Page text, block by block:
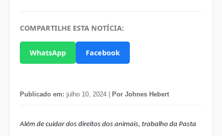
COMPARTILHE ESTA NOTÍCIA:
WhatsApp Facebook
Publicado em: julho 10, 2024 | Por Johnes Hebert
Além de cuidar dos direitos dos animais, trabalho da Pasta